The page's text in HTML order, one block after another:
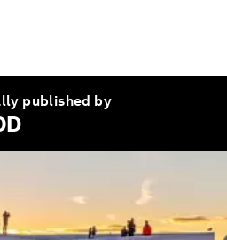
published by